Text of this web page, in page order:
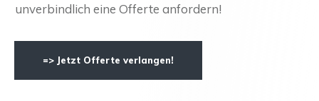
unverbindlich eine Offerte anfordern!
=> Jetzt Offerte verlangen!